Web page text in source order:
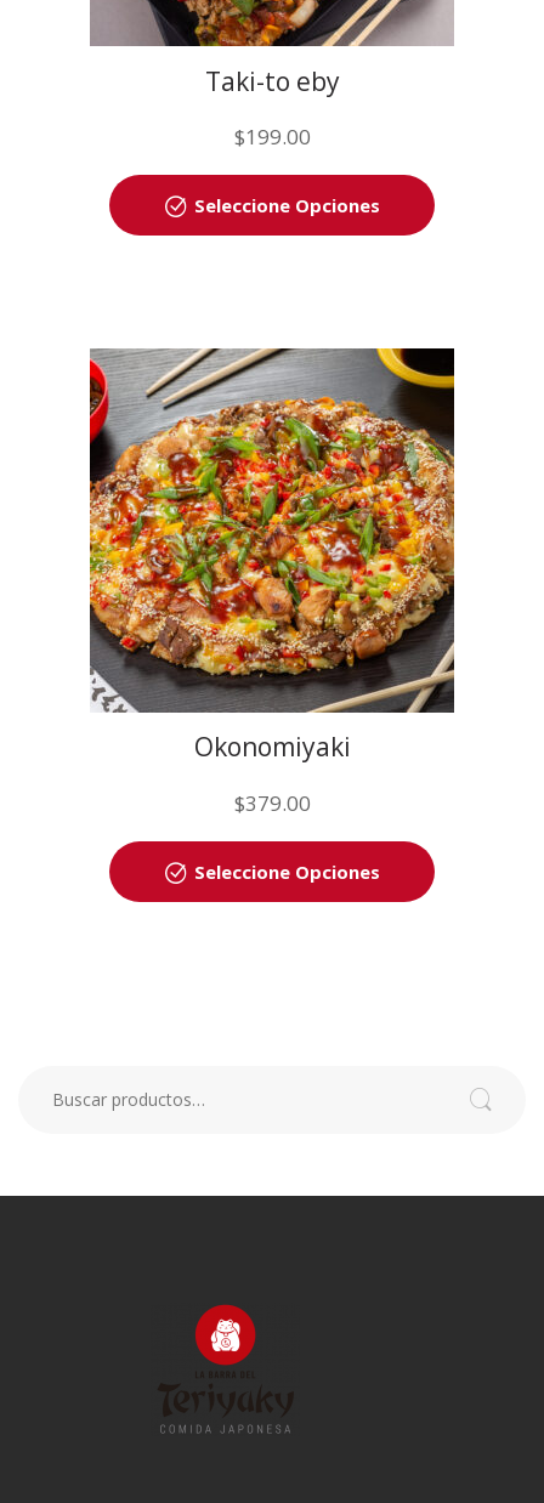
Taki-to eby
$199.00
Seleccione Opciones
Okonomiyaki
$379.00
Seleccione Opciones
Buscar